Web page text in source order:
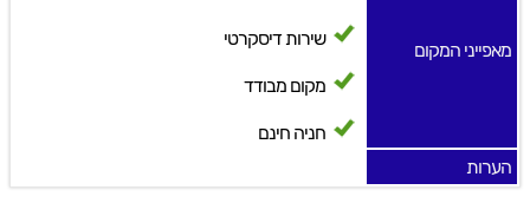
מאפייני המקום
שירות דיסקרטי
מקום מבודד
חניה חינם
הערות